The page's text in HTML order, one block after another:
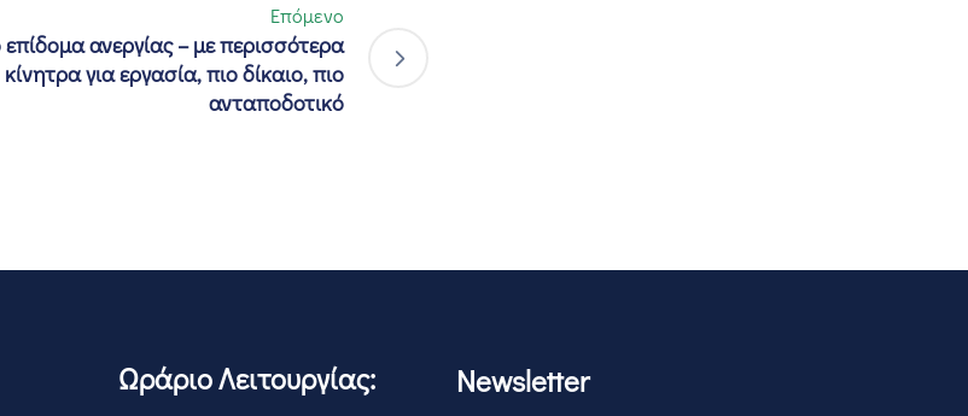
Επόμενο
ανεργίας – με περισσότερα
κίνητρα για εργασία, πιο δίκαιο, πιο
ανταποδοτικό
Ωράριο Λειτουργίας: Newsletter